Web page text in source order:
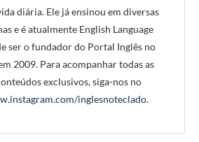
diária. Ele já ensinou em diversas
e é atualmente English Language
ser o fundador do Portal Inglês no
2009. Para acompanhar todas as
exclusivos, siga-nos no
inglesnoteclado.